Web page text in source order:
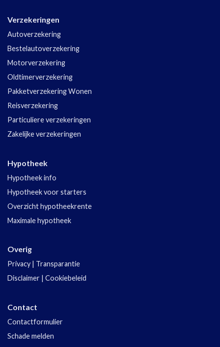
Verzekeringen
Autoverzekering
Bestelautoverzekering
Motorverzekering
Oldtimerverzekering
Pakketverzekering Wonen
Reisverzekering
Particuliere verzekeringen
Zakelijke verzekeringen
Hypotheek
Hypotheek info
Hypotheek voor starters
Overzicht hypotheekrente
Maximale hypotheek
Overig
Privacy | Transparantie
Disclaimer | Cookiebeleid
Contact
Contactformulier
Schade melden